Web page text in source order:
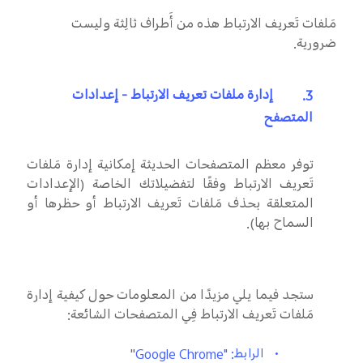
مَلفات تَعريف الارتباط هذه من أَطراف ثالِثة وليست
ضرورية.
3.
إدارة ملفات تعريف الارتباط - إعدادات
المتصفح
توفر معظم المتصفحات الحديثة إمكانية إدارة مَلفات
تَعريف الارتباط وفقًا لتفضيلاتك الخاصة (الإعدادات
المتعلقة بحذف مَلفات تَعريف الارتباط أو حظرها أو
السماح بها).
ستجد فيما يلي مزيدًا من المعلومات حول كيفية إدارة
مَلفات تَعريف الارتباط فِي المتصفحات الشائعة:
• الرابط: "Google Chrome
"